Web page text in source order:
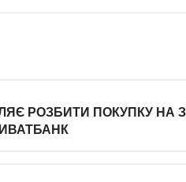
РОЗБИТИ ПОКУПКУ НА